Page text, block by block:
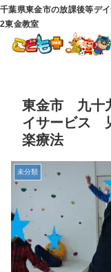
千葉県東金市の放課後等デ
2東金教室
東金市 九十
イサービス
楽療法
未分類